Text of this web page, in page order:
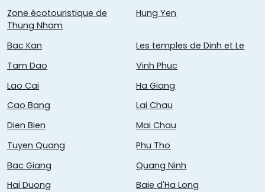
Zone écotouristique de
Thung Nham
Hung Yen
Bac Kan
Les temples de Dinh et Le
Tam Dao
Vinh Phuc
Lao Cai
Ha Giang
Cao Bang
Lai Chau
Dien Bien
Mai Chau
Tuyen Quang
Phu Tho
Bac Giang
Quang Ninh
Hai Duong
Baie d'Ha Long